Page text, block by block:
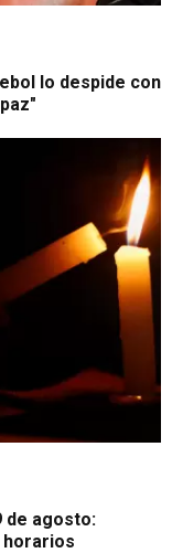
lo despide con
de agosto: